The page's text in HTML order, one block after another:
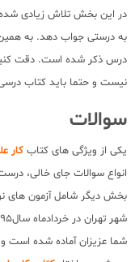
در این بخش تلاش زیادی شده
به درستی جواب دهد. به همین
درس ذکر شده است. دقت
نیست و حتما باید کتاب
سوالات
یکی از ویژگی های کتاب کار
انواع سوالات جای خالی،
بخش دیگر شامل آزمون های
شما عزیزان آماده شده است و